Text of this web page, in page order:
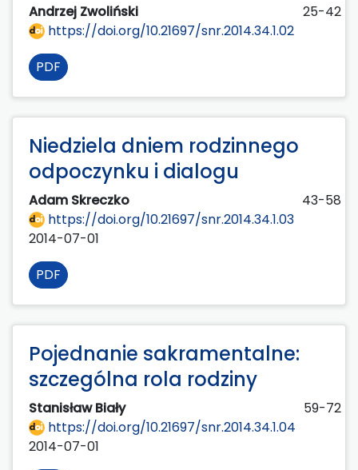
Andrzej Zwoliński
25-42
https://doi.org/10.21697/snr.2014.34.1.02
PDF
Niedziela dniem rodzinnego
odpoczynku i dialogu
Adam Skreczko
43-58
https://doi.org/10.21697/snr.2014.34.1.03
2014-07-01
PDF
Pojednanie sakramentalne:
szczególna rola rodziny
Stanisław Biały
59-72
https://doi.org/10.21697/snr.2014.34.1.04
2014-07-01